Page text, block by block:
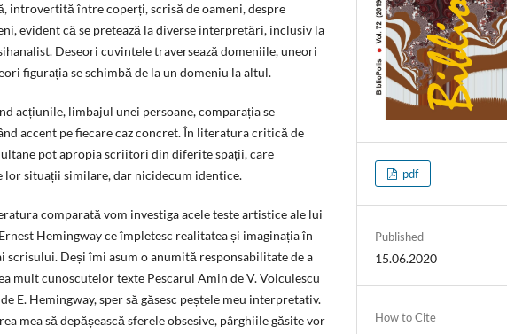
între coperți, scrisă de oameni, despre
evident că se pretează la diverse interpretări, inclusiv la
Deseori cuvintele traversează domeniile, uneori
figurația se schimbă de la un domeniu la altul.
acțiunile, limbajul unei persoane, comparația se
accent pe fiecare caz concret. În literatura critică de
pot apropia scriitori din diferite spații, care
situații similare, dar nicidecum identice.
comparată vom investiga acele teste artistice ale lui
Hemingway ce împletesc realitatea și imaginația în
scrisului. Deși îmi asum o anumită responsabilitate de a
mult cunoscutelor texte Pescarul Amin de V. Voiculescu
E. Hemingway, sper să găsesc peștele meu interpretativ.
mea să depășească sferele obsesive, pârghiile găsite vor
pdf
Published
15.06.2020
How to Cite